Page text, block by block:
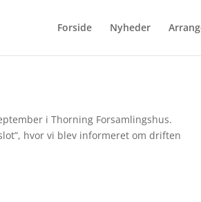
Forside
Nyheder
i Thorning Forsamlingshus.
hvor vi blev informeret om driften